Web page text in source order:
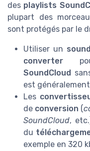
des playlists
plupart des
sont protégés par le
Utiliser un
converter
SoundCloud
est
Les
de conversion (
SoundCloud,
du
exemple en 320